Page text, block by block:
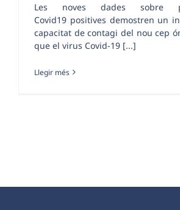
Les noves dades sobre
Covid19 positives demostren un
capacitat de contagi del nou cep
que el virus Covid-19 [...]
Llegir més